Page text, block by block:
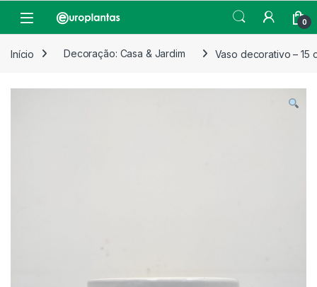
Open 0
Início Decoração: Casa & Jardim Vaso decorativo – 15